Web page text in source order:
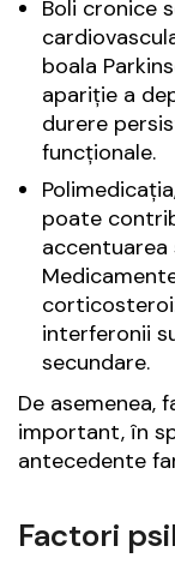
Boli cronice
boala
apariție a
durere
funcționale.
poate
interferonii
secundare.
De asemenea,
important, în
antecedente
Factori